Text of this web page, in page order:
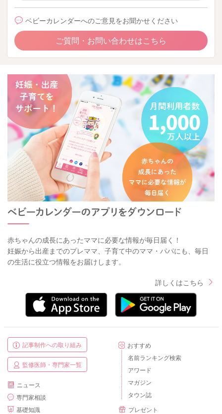
ベビーカレンダーへのご意見をお聞かせください
ご質問・お問い合わせはこちら
赤ちゃんの成長にあったママに必要な情報が毎日届く！
妊娠から出産までのプレママ、子育て中のママ・パパにも、毎日
の生活に役立つ情報をお届けします。
詳しくはこちら
記事制作への取り組み
監修医師・専門家一覧
ニュース
専門家相談
基礎知識
おすすめ
名前ランキング検索
アワード
マガジン
タウン誌
プレゼント